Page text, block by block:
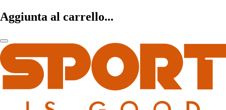
Aggiunta al carrello...